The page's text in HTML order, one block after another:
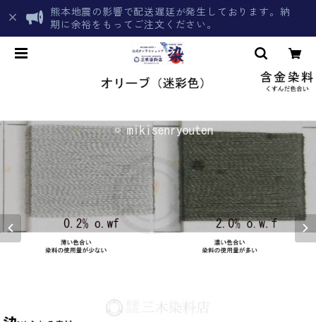
熊本地震の影響で配送遅延が発生しております。納
期に余裕をもってご注文ください。